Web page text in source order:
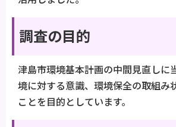
調査の目的
津島市環境基本計画の中間見直しに
境に対する意識、環境保全の取組み
ことを目的としています。